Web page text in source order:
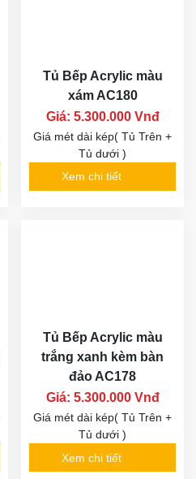
Tủ Bếp Acrylic màu
xám AC180
Giá: 5.300.000 Vnđ
Giá mét dài kép( Tủ Trên +
Tủ dưới )
Xem chi tiết
Tủ Bếp Acrylic màu
trắng xanh kèm bàn
đảo AC178
Giá: 5.300.000 Vnđ
Giá mét dài kép( Tủ Trên +
Tủ dưới )
Xem chi tiết